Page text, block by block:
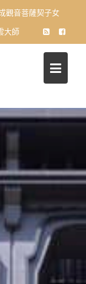
觀音菩薩契子女
大師